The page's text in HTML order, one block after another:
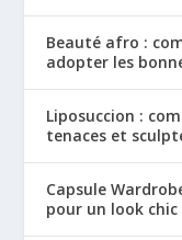
Beauté afro :
adopter les
Liposuccion :
tenaces et
Capsule
pour un look